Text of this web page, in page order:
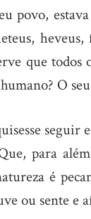
povo,
que todos
O
para
é
ou sente e